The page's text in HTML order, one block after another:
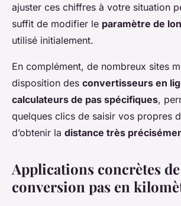
ajuster ces chiffres à votre situation
suffit de modifier le paramètre de
utilisé initialement.
En complément, de nombreux sites
disposition des convertisseurs en
calculateurs de pas spécifiques,
quelques clics de saisir vos propres
d’obtenir la distance très
Applications concrètes
conversion pas en